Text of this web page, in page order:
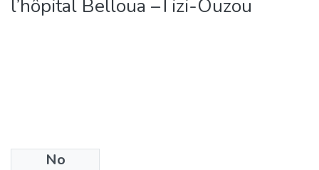
l’hôpital Belloua –Tizi-Ouzou
No